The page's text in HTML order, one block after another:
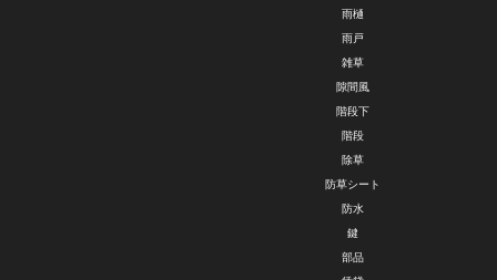
雨樋
雨戸
雑草
隙間風
階段下
階段
除草
防草シート
防水
鍵
部品